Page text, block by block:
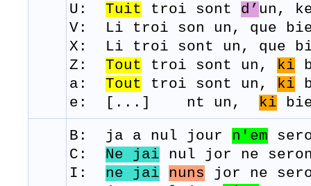
U: Tuit troi sont d’ un,
V: Li troi son un, que
X: Li troi sont un, que
Z: Tout troi sont un, ki
a: Tout troi sont un, ki
e: [ ...] nt un, ki
B: j a a nul j our n'em
C: Ne jai nul jor ne
I: ne jai nuns jor ne